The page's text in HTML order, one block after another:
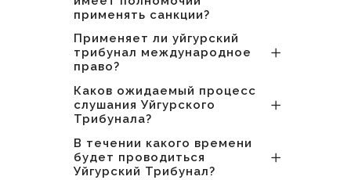
применять санкции?
Применяет ли уйгурский
трибунал международное
право?
Каков ожидаемый процесс
слушания Уйгурского
Трибунала?
В течении какого времени
будет проводиться
Уйгурский Трибунал?